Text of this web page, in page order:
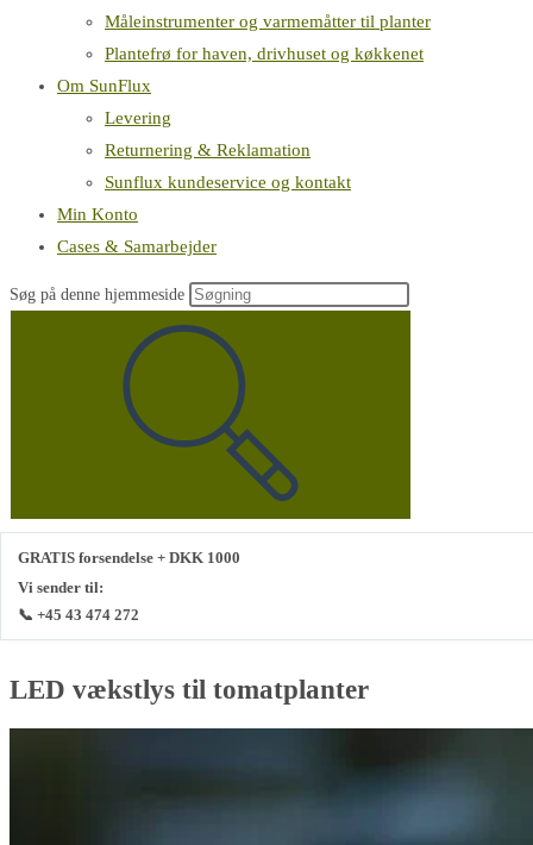
Måleinstrumenter og varmemåtter til planter
Plantefrø for haven, drivhuset og køkkenet
Om SunFlux
Levering
Returnering & Reklamation
Sunflux kundeservice og kontakt
Min Konto
Cases & Samarbejder
Søg på denne hjemmeside
GRATIS forsendelse + DKK 1000
Vi sender til:
📞 +45 43 474 272
LED vækstlys til tomatplanter